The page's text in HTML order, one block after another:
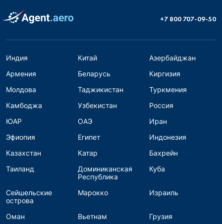
+7 800 707-09-50
Индия Китай
Азербайджан
Армения
Беларусь
Киргизия
Молдова
Таджикистан
Туркмения
Камбоджа
Узбекистан
Россия
ЮАР
ОАЭ
Иран
Эфиопия
Египет
Индонезия
Казахстан
Катар
Бахрейн
Таиланд
Доминиканская
Республика
Куба
Сейшельские
острова
Марокко Израиль
Оман Вьетнам
Грузия